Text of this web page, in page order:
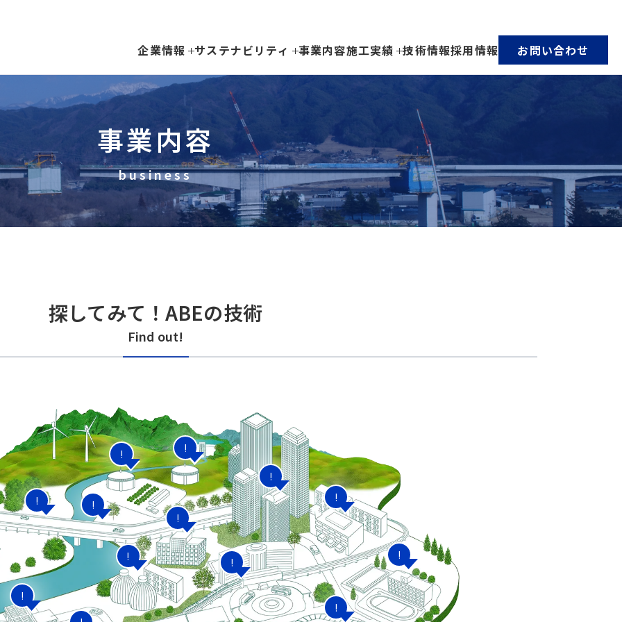
企業情報 サステナビリティ 事業内容施工実績 技術情報採用情報 お問い合わせ
事業内容
business
探してみて！ABEの技術
Find out!
!
!
!
!
!
!
!
!
!
!
!
!